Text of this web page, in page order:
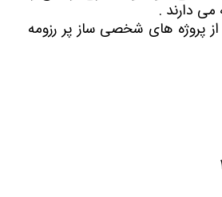
دارند .
پروژه های شخصی ساز پر رزومه